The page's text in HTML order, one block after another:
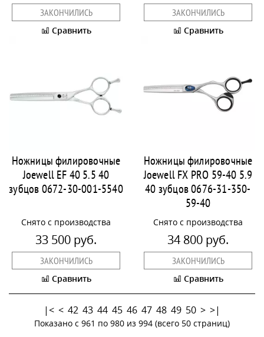
ЗАКОНЧИЛИСЬ
Сравнить
ЗАКОНЧИЛИСЬ
Сравнить
Ножницы филировочные
Joewell EF 40 5.5 40
зубцов 0672-30-001-5540
Снято с производства
33 500 руб.
ЗАКОНЧИЛИСЬ
Сравнить
Ножницы филировочные
Joewell FX PRO 59-40 5.9
40 зубцов 0676-31-350-
59-40
Снято с производства
34 800 руб.
ЗАКОНЧИЛИСЬ
Сравнить
|< < 42 43 44 45 46 47 48 49 50 > >|
Показано с 961 по 980 из 994 (всего 50 страниц)